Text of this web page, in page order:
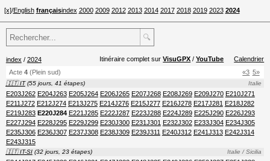
[x]/English françaisindex 2000 2009 2012 2013 2014 2017 2018 2019 2023 2024
🔍
index / 2024 Itinéraire complet surVisuGPX /YouTube
Calendrier
5»
«3
Acte4 (Plein sud)
🇮🇹 IT Italie
(55 jours, 41 étapes)
E203J262 E204J263 E205J264 E206J265 E207J268 E208J269 E209J270 E210J271
E211J272 E212J274 E213J275 E214J276 E215J277 E216J278 E217J281 E218J282
E219J283 E220J284 E221J285 E222J287 E223J288 E224J289 E225J290 E226J293
E227J294 E228J295 E229J299 E230J300 E231J301 E232J302 E233J304 E234J305
E235J306 E236J307 E237J308 E238J309 E239J311 E240J312 E241J313 E242J314
E243J315
🇮🇹 IT-SI Italie / Sicilia
(32 jours, 23 étapes)